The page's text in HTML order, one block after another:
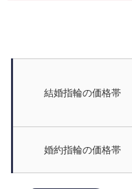
結婚指輪の価格帯
婚約指輪の価格帯